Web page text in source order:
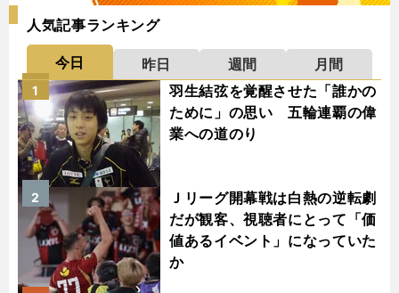
人気記事ランキング
今日 昨日 週間
月間
羽生結弦を覚醒させた「誰かの
ために」の思い 五輪連覇の偉
業への道のり
1
Ｊリーグ開幕戦は白熱の逆転劇
だが観客、視聴者にとって「価
値あるイベント」になっていた
か
2